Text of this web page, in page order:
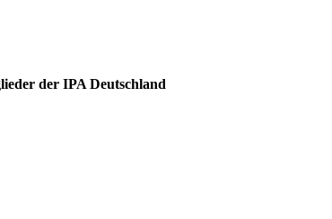
der IPA Deutschland